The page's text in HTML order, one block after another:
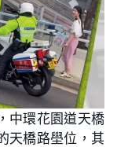
中環花園道天橋
天橋路壆位，其